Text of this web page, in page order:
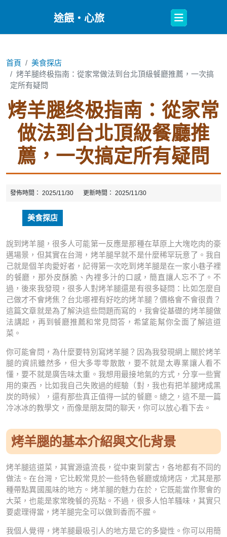
途餵・心旅
Open
Button
首頁
美食探店
烤羊腿终极指南：從家常做法到台北頂級餐廳推薦，一次搞
定所有疑問
烤羊腿终极指南：從家常
做法到台北頂級餐廳推
薦，一次搞定所有疑問
發佈時間： 2025/11/30 更新時間： 2025/11/30
美食探店
說到烤羊腿，很多人可能第一反應是那種在草原上大塊吃肉的豪
邁場景，但其實在台灣，烤羊腿早就不是什麼稀罕玩意了。我自
己就是個羊肉愛好者，記得第一次吃到烤羊腿是在一家小巷子裡
的餐廳，那外皮酥脆、內裡多汁的口感，簡直讓人忘不了。不
過，後來我發現，很多人對烤羊腿還是有很多疑問：比如怎麼自
己做才不會烤焦？台北哪裡有好吃的烤羊腿？價格會不會很貴？
這篇文章就是為了解決這些問題而寫的，我會從基礎的烤羊腿做
法講起，再到餐廳推薦和常見問答，希望能幫你全面了解這道
菜。
你可能會問，為什麼要特別寫烤羊腿？因為我發現網上關於烤羊
腿的資訊雖然多，但大多零零散散，要不就是太專業讓人看不
懂，要不就是廣告味太重。我想用最接地氣的方式，分享一些實
用的東西，比如我自己失敗過的經驗（對，我也有把羊腿烤成黑
炭的時候），還有那些真正值得一試的餐廳。總之，這不是一篇
冷冰冰的教學文，而像是朋友間的聊天，你可以放心看下去。
烤羊腿的基本介紹與文化背景
烤羊腿這道菜，其實源遠流長，從中東到蒙古，各地都有不同的
做法。在台灣，它比較常見於一些特色餐廳或燒烤店，尤其是那
種帶點異國風味的地方。烤羊腿的魅力在於，它既能當作聚會的
大菜，也能是家常晚餐的亮點。不過，很多人怕羊騷味，其實只
要處理得當，烤羊腿完全可以做到香而不腥。
我個人覺得，烤羊腿最吸引人的地方是它的多變性。你可以用簡